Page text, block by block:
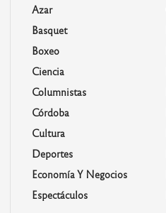
Azar
Basquet
Boxeo
Ciencia
Columnistas
Córdoba
Cultura
Deportes
Economía Y Negocios
Espectáculos